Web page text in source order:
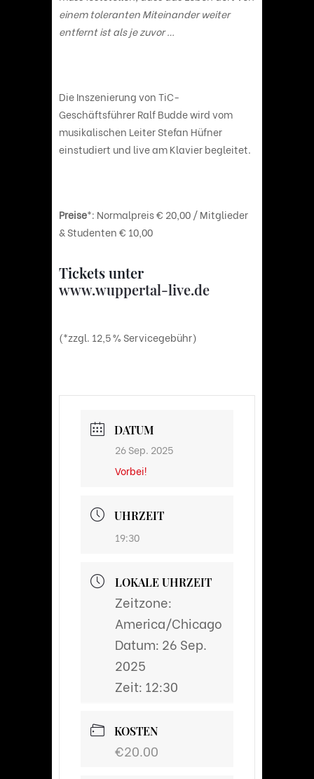
einem toleranten Miteinander weiter
entfernt ist als je zuvor …
Die Inszenierung von TiC-
Geschäftsführer Ralf Budde wird vom
musikalischen Leiter Stefan Hüfner
einstudiert und live am Klavier begleitet.
Preise*: Normalpreis € 20,00 / Mitglieder
& Studenten € 10,00
Tickets unter
www.wuppertal-live.de
(*zzgl. 12,5 % Servicegebühr)
DATUM
26 Sep. 2025
Vorbei!
UHRZEIT
19:30
LOKALE UHRZEIT
Zeitzone:
America/Chicago
Datum: 26 Sep.
2025
Zeit: 12:30
KOSTEN
€20.00